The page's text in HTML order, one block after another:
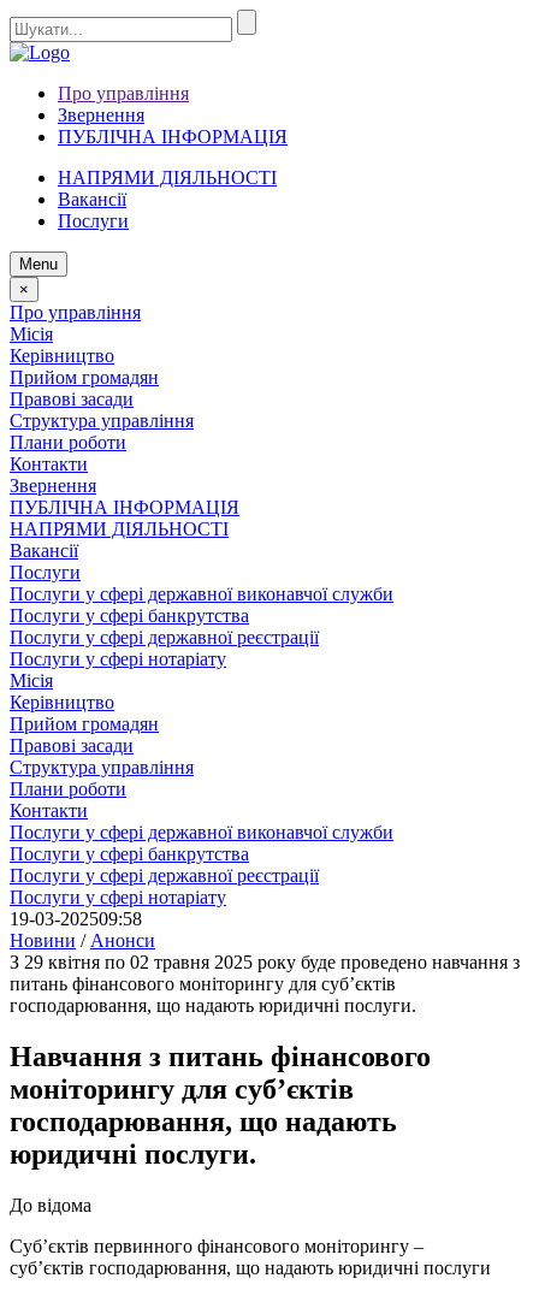
Про управління
Звернення
ПУБЛІЧНА ІНФОРМАЦІЯ
НАПРЯМИ ДІЯЛЬНОСТІ
Вакансії
Послуги
Menu
×
Про управління
Місія
Керівництво
Прийом громадян
Правові засади
Структура управління
Плани роботи
Контакти
Звернення
ПУБЛІЧНА ІНФОРМАЦІЯ
НАПРЯМИ ДІЯЛЬНОСТІ
Вакансії
Послуги
Послуги у сфері державної виконавчої служби
Послуги у сфері банкрутства
Послуги у сфері державної реєстрації
Послуги у сфері нотаріату
Місія
Керівництво
Прийом громадян
Правові засади
Структура управління
Плани роботи
Контакти
Послуги у сфері державної виконавчої служби
Послуги у сфері банкрутства
Послуги у сфері державної реєстрації
Послуги у сфері нотаріату
19-03-202509:58
Новини / Анонси
З 29 квітня по 02 травня 2025 року буде проведено навчання з
питань фінансового моніторингу для суб’єктів
господарювання, що надають юридичні послуги.
Навчання з питань фінансового
моніторингу для суб’єктів
господарювання, що надають
юридичні послуги.
До відома
Суб’єктів первинного фінансового моніторингу –
суб’єктів господарювання, що надають юридичні послуги